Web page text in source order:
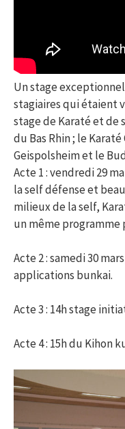
Un stage
stagiaires qui étaient
stage de Karaté et de
du Bas Rhin ; le
Geispolsheim et le
Acte 1 : vendredi 29
la self défense et
milieux de la self,
un même programme
Acte 2 : samedi 30
applications bunkai.
Acte 3 : 14h stage
Acte 4 : 15h du Kihon